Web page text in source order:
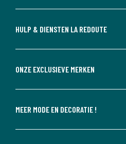
HULP & DIENSTEN LA REDOUTE
ONZE EXCLUSIEVE MERKEN
MEER MODE EN DECORATIE !